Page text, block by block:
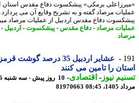
برمکی» پیشکسوت دفاع مقدس استان
مرصاد گفته و به تشریح وقایع آن می پردازد. -
دفاع مقدس اردبیل از عملیات مرصاد
مرصاد -دفاع مقدس-پیشکسوت-اردبیل -
عشایر اردبیل 35 درصد گوشت قرمز
را تامین می کنند
نیوز-اقتصادی-
10 روز پیش - سه شنبه 6
08:45
81970663